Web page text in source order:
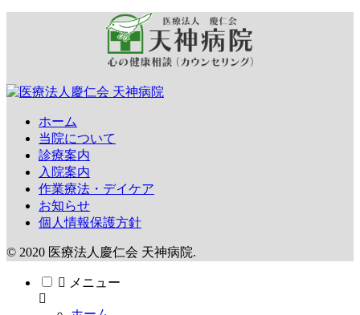
ホーム
当院について
診療案内
入院案内
作業療法・デイケア
お知らせ
個人情報保護方針
© 2020 医療法人慶仁会 天神病院.
メニュー